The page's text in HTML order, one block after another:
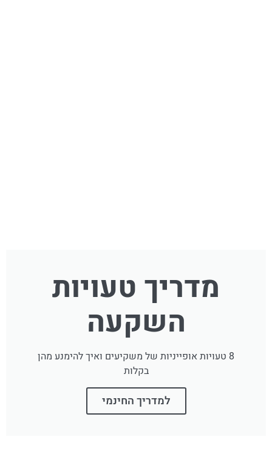
מדריך טעויות
השקעה
8 טעויות אופייניות של משקיעים ואיך להימנע מהן
בקלות
למדריך החינמי